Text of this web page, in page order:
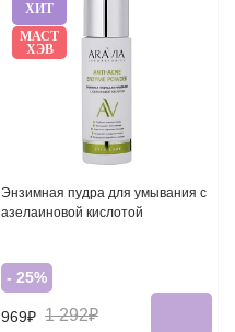
ХИТ
МАСТ
ХЭВ
Энзимная пудра для умывания с
азелаиновой кислотой
- 25%
969₽ 1 292₽